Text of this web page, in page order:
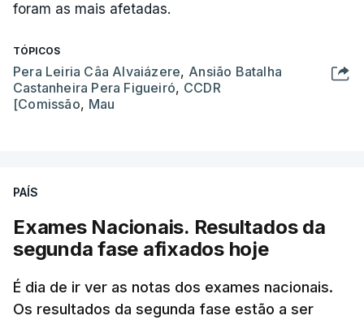
foram as mais afetadas.
TÓPICOS
Pera Leiria Câa Alvaiázere, Ansião Batalha
Castanheira Pera Figueiró, CCDR
[Comissão, Mau
PAÍS
Exames Nacionais. Resultados da
segunda fase afixados hoje
É dia de ir ver as notas dos exames nacionais.
Os resultados da segunda fase estão a ser